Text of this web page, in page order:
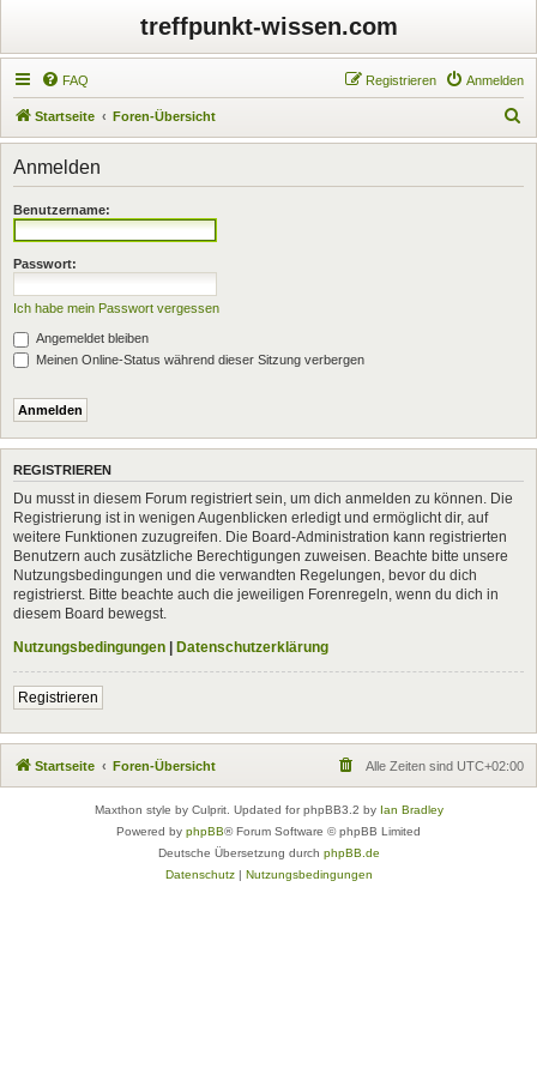
treffpunkt-wissen.com
FAQ Anmelden
Registrieren
Startseite Foren-Übersicht
u
Anmelden
Benutzername:
Passwort:
Ich habe mein Passwort vergessen
Angemeldet bleiben
Meinen Online-Status während dieser Sitzung verbergen
REGISTRIEREN
Du musst in diesem Forum registriert sein, um dich anmelden zu können. Die
Registrierung ist in wenigen Augenblicken erledigt und ermöglicht dir, auf
weitere Funktionen zuzugreifen. Die Board-Administration kann registrierten
Benutzern auch zusätzliche Berechtigungen zuweisen. Beachte bitte unsere
Nutzungsbedingungen und die verwandten Regelungen, bevor du dich
registrierst. Bitte beachte auch die jeweiligen Forenregeln, wenn du dich in
diesem Board bewegst.
Nutzungsbedingungen | Datenschutzerklärung
Registrieren
Startseite Foren-Übersicht Alle Zeiten sind UTC+02:00
Maxthon style by Culprit. Updated for phpBB3.2 by Ian Bradley
Powered by phpBB® Forum Software © phpBB Limited
Deutsche Übersetzung durch phpBB.de
Datenschutz| Nutzungsbedingungen